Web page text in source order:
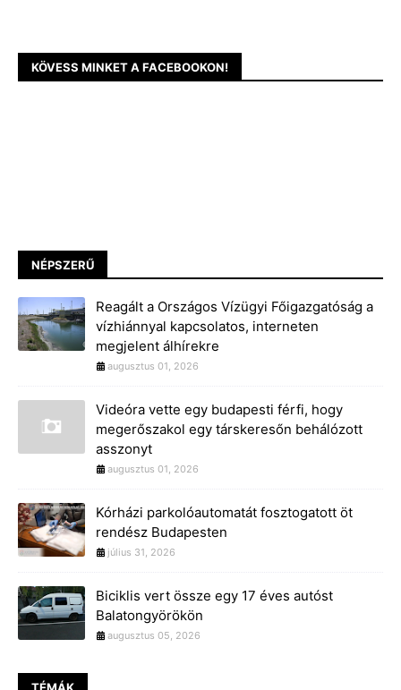
KÖVESS MINKET A FACEBOOKON!
NÉPSZERŰ
Reagált a Országos Vízügyi Főigazgatóság a
vízhiánnyal kapcsolatos, interneten
megjelent álhírekre
augusztus 01, 2026
Videóra vette egy budapesti férfi, hogy
megerőszakol egy társkeresőn behálózott
asszonyt
augusztus 01, 2026
Kórházi parkolóautomatát fosztogatott öt
rendész Budapesten
július 31, 2026
Biciklis vert össze egy 17 éves autóst
Balatongyörökön
augusztus 05, 2026
TÉMÁK